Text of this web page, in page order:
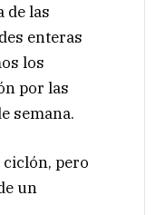
de las
enteras
los
por las
semana.
pero
un